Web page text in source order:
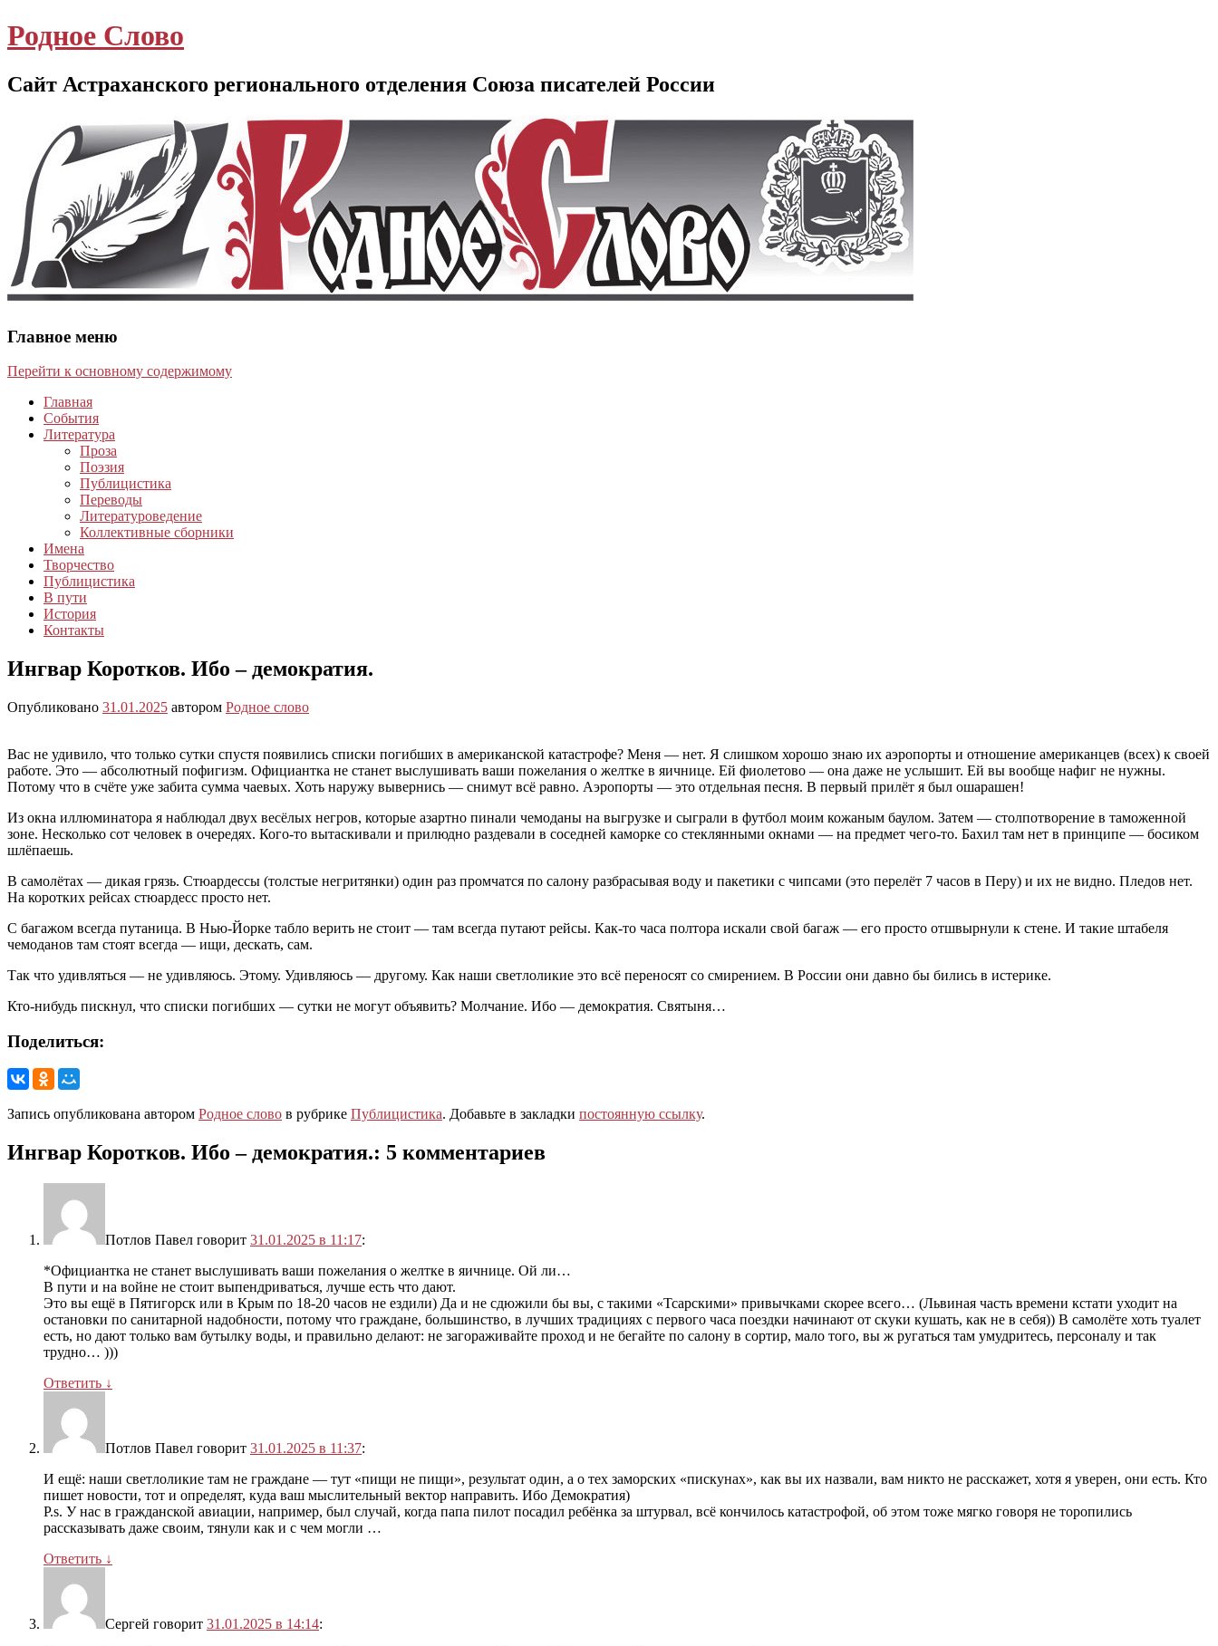
Родное Слово
Сайт Астраханского регионального отделения Союза писателей России
Главное меню
Перейти к основному содержимому
Главная
События
Литература
Проза
Поэзия
Публицистика
Переводы
Литературоведение
Коллективные сборники
Имена
Творчество
Публицистика
В пути
История
Контакты
Ингвар Коротков. Ибо – демократия.
Опубликовано 31.01.2025 автором Родное слово
Вас не удивило, что только сутки спустя появились списки погибших в американской катастрофе? Меня — нет. Я слишком хорошо знаю их аэропорты и отношение американцев (всех) к своей
работе. Это — абсолютный пофигизм. Официантка не станет выслушивать ваши пожелания о желтке в яичнице. Ей фиолетово — она даже не услышит. Ей вы вообще нафиг не нужны.
Потому что в счёте уже забита сумма чаевых. Хоть наружу вывернись — снимут всё равно. Аэропорты — это отдельная песня. В первый прилёт я был ошарашен!
Из окна иллюминатора я наблюдал двух весёлых негров, которые азартно пинали чемоданы на выгрузке и сыграли в футбол моим кожаным баулом. Затем — столпотворение в таможенной
зоне. Несколько сот человек в очередях. Кого-то вытаскивали и прилюдно раздевали в соседней каморке со стеклянными окнами — на предмет чего-то. Бахил там нет в принципе — босиком
шлёпаешь.
В самолётах — дикая грязь. Стюардессы (толстые негритянки) один раз промчатся по салону разбрасывая воду и пакетики с чипсами (это перелёт 7 часов в Перу) и их не видно. Пледов нет.
На коротких рейсах стюардесс просто нет.
С багажом всегда путаница. В Нью-Йорке табло верить не стоит — там всегда путают рейсы. Как-то часа полтора искали свой багаж — его просто отшвырнули к стене. И такие штабеля
чемоданов там стоят всегда — ищи, дескать, сам.
Так что удивляться — не удивляюсь. Этому. Удивляюсь — другому. Как наши светлоликие это всё переносят со смирением. В России они давно бы бились в истерике.
Кто-нибудь пискнул, что списки погибших — сутки не могут объявить? Молчание. Ибо — демократия. Святыня…
Поделиться:
Запись опубликована автором Родное слово в рубрике Публицистика. Добавьте в закладки постоянную ссылку.
Ингвар Коротков. Ибо – демократия.: 5 комментариев
Потлов Павел говорит 31.01.2025 в 11:17:
*Официантка не станет выслушивать ваши пожелания о желтке в яичнице. Ой ли…
В пути и на войне не стоит выпендриваться, лучше есть что дают.
Это вы ещё в Пятигорск или в Крым по 18-20 часов не ездили) Да и не сдюжили бы вы, с такими «Тсарскими» привычками скорее всего… (Львиная часть времени кстати уходит на
остановки по санитарной надобности, потому что граждане, большинство, в лучших традициях с первого часа поездки начинают от скуки кушать, как не в себя)) В самолёте хоть туалет
есть, но дают только вам бутылку воды, и правильно делают: не загораживайте проход и не бегайте по салону в сортир, мало того, вы ж ругаться там умудритесь, персоналу и так
трудно… )))
Ответить ↓
Потлов Павел говорит 31.01.2025 в 11:37:
И ещё: наши светлоликие там не граждане — тут «пищи не пищи», результат один, а о тех заморских «пискунах», как вы их назвали, вам никто не расскажет, хотя я уверен, они есть. Кто
пишет новости, тот и определят, куда ваш мыслительный вектор направить. Ибо Демократия)
P.s. У нас в гражданской авиации, например, был случай, когда папа пилот посадил ребёнка за штурвал, всё кончилось катастрофой, об этом тоже мягко говоря не торопились
рассказывать даже своим, тянули как и с чем могли …
Ответить ↓
Сергей говорит 31.01.2025 в 14:14: